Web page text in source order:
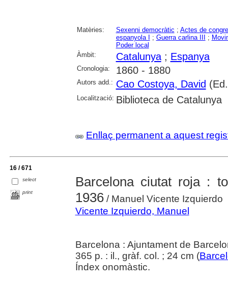
Matèries: Sexenni democràtic ; Actes de
espanyola I ; Guerra carlina III ;
Poder local
Àmbit:
Catalunya; Espanya
Cronologia: 1860 - 1880
Autors add.: Cao Costoya, David
Localització: Biblioteca de Catalunya
Enllaç permanent a aquest
16 / 671
select
print
Barcelona ciutat roja :
1936/ Manuel Vicente Izquierdo
Vicente Izquierdo, Manuel
Barcelona : Ajuntament de
365 p. : il., gràf. col. ; 24 cm (
Índex onomàstic.